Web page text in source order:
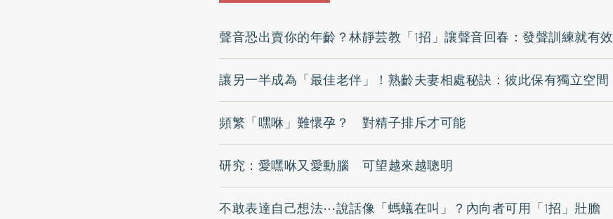
聲音恐出賣你的年齡？林靜芸教「1招」讓聲音回春：發聲訓練就有效
讓另一半成為「最佳老伴」！熟齡夫妻相處秘訣：彼此保有獨立空間
頻繁「嘿咻」難懷孕？ 對精子排斥才可能
研究：愛嘿咻又愛動腦 可望越來越聰明
不敢表達自己想法⋯說話像「螞蟻在叫」？內向者可用「1招」壯膽